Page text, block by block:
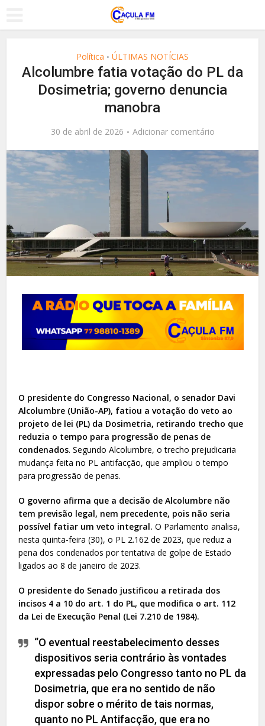
Política • ÚLTIMAS NOTÍCIAS
Alcolumbre fatia votação do PL da
Dosimetria; governo denuncia
manobra
30 de abril de 2026 Adicionar comentário
O presidente do Congresso Nacional, o senador Davi
Alcolumbre (União-AP), fatiou a votação do veto ao
projeto de lei (PL) da Dosimetria, retirando trecho que
reduzia o tempo para progressão de penas de
condenados. Segundo Alcolumbre, o trecho prejudicaria
mudança feita no PL antifacção, que ampliou o tempo
para progressão de penas.
O governo afirma que a decisão de Alcolumbre não
tem previsão legal, nem precedente, pois não seria
possível fatiar um veto integral. O Parlamento analisa,
nesta quinta-feira (30), o PL 2.162 de 2023, que reduz a
pena dos condenados por tentativa de golpe de Estado
ligados ao 8 de janeiro de 2023.
O presidente do Senado justificou a retirada dos
incisos 4 a 10 do art. 1 do PL, que modifica o art. 112
da Lei de Execução Penal (Lei 7.210 de 1984).
“O eventual reestabelecimento desses
dispositivos seria contrário às vontades
expressadas pelo Congresso tanto no PL da
Dosimetria, que era no sentido de não
dispor sobre o mérito de tais normas,
quanto no PL Antifacção, que era no